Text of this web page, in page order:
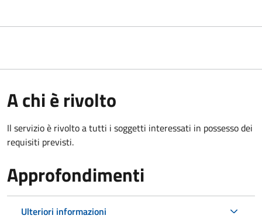
A chi è rivolto
Il servizio è rivolto a tutti i soggetti interessati in possesso dei
requisiti previsti.
Approfondimenti
Ulteriori informazioni